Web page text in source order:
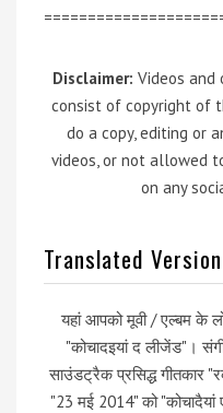
Disclaimer: Videos
consist of copyright of
do a copy, editing or
videos, or not allowed
on any
Translated Version
यहां आपको मूवी / एल्बम के
"कोचादइयां द लीजेंड"।
साउंडट्रैक प्रसिद्ध गीतकार
"23 मई 2014" को